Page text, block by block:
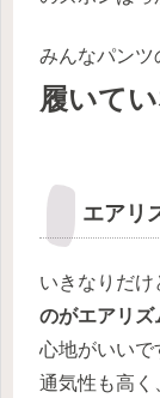
みんなパン
履いて
エアリ
いきなりだけ
のがエアリズ
心地がいいで
通気性も高く